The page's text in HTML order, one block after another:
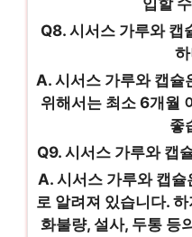
입할
Q8. 시서스 가루와 캡
A. 시서스 가루와 캡슐
위해서는 최소 6개월
좋
Q9. 시서스 가루와 캡
A. 시서스 가루와 캡
로 알려져 있습니다.
화불량, 설사, 두통 등